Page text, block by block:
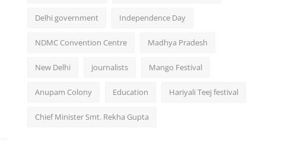
Delhi government Independence Day
NDMC Convention Centre Madhya Pradesh
New Delhi journalists Mango Festival
Anupam Colony Education Hariyali Teej festival
Chief Minister Smt. Rekha Gupta